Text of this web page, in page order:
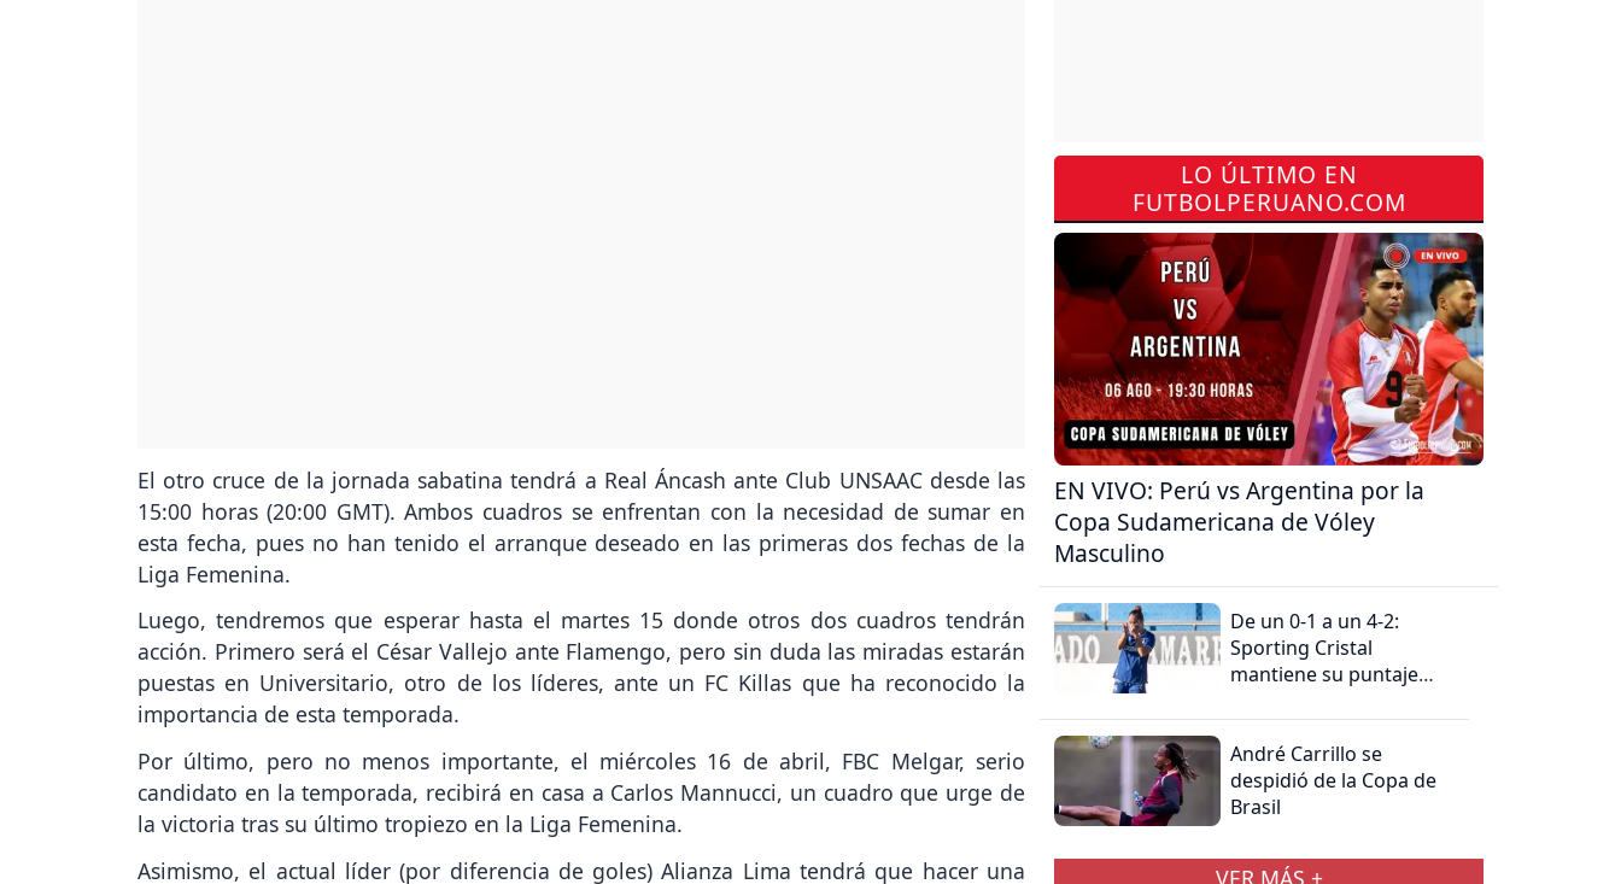
El otro cruce de la jornada sabatina tendrá a Real Áncash ante Club UNSAAC desde las
15:00 horas (20:00 GMT). Ambos cuadros se enfrentan con la necesidad de sumar en
esta fecha, pues no han tenido el arranque deseado en las primeras dos fechas de la
Liga Femenina.
Luego, tendremos que esperar hasta el martes 15 donde otros dos cuadros tendrán
acción. Primero será el César Vallejo ante Flamengo, pero sin duda las miradas estarán
puestas en Universitario, otro de los líderes, ante un FC Killas que ha reconocido la
importancia de esta temporada.
Por último, pero no menos importante, el miércoles 16 de abril, FBC Melgar, serio
candidato en la temporada, recibirá en casa a Carlos Mannucci, un cuadro que urge de
la victoria tras su último tropiezo en la Liga Femenina.
Asimismo, el actual líder (por diferencia de goles) Alianza Lima tendrá que hacer una
LO ÚLTIMO EN
FUTBOLPERUANO.COM
EN VIVO: Perú vs Argentina por la
Copa Sudamericana de Vóley
Masculino
De un 0-1 a un 4-2:
Sporting Cristal
mantiene su puntaje
André Carrillo se
despidió de la Copa de
Brasil
VER MÁS +